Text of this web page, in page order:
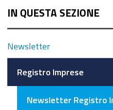
IN QUESTA SEZIONE
Newsletter
Registro Imprese
Newsletter Registro